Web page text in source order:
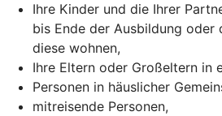
Ihre Kinder und die Ihrer
bis Ende der Ausbildung oder
diese wohnen,
Ihre Eltern oder Großeltern in
Personen in häuslicher
mitreisende Personen,